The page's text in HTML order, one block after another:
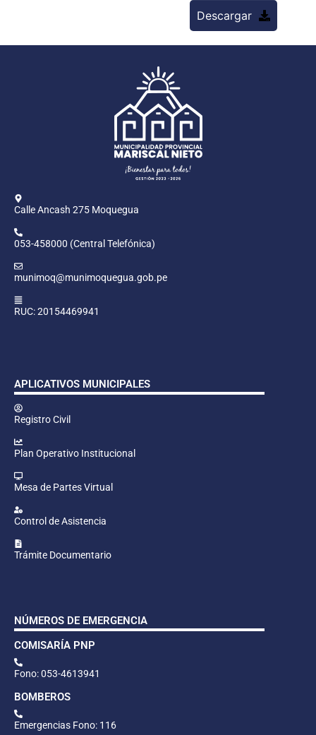
Descargar
Calle Ancash 275 Moquegua
053-458000 (Central Telefónica)
munimoq@munimoquegua.gob.pe
RUC: 20154469941
APLICATIVOS MUNICIPALES
Registro Civil
Plan Operativo Institucional
Mesa de Partes Virtual
Control de Asistencia
Trámite Documentario
NÚMEROS DE EMERGENCIA
COMISARÍA PNP
Fono: 053-4613941
BOMBEROS
Emergencias Fono: 116